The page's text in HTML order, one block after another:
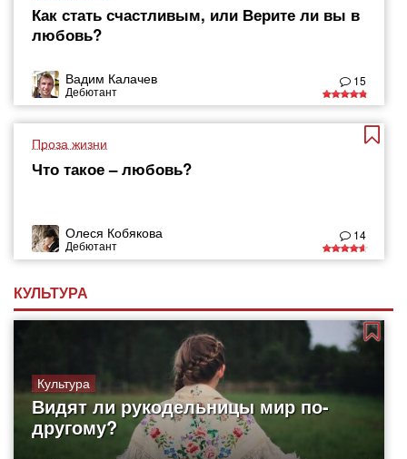
Как стать счастливым, или Верите ли вы в
любовь?
Вадим Калачев
Дебютант
15
Проза жизни
Что такое – любовь?
Олеся Кобякова
Дебютант
14
КУЛЬТУРА
Культура
Видят ли рукодельницы мир по-
другому?